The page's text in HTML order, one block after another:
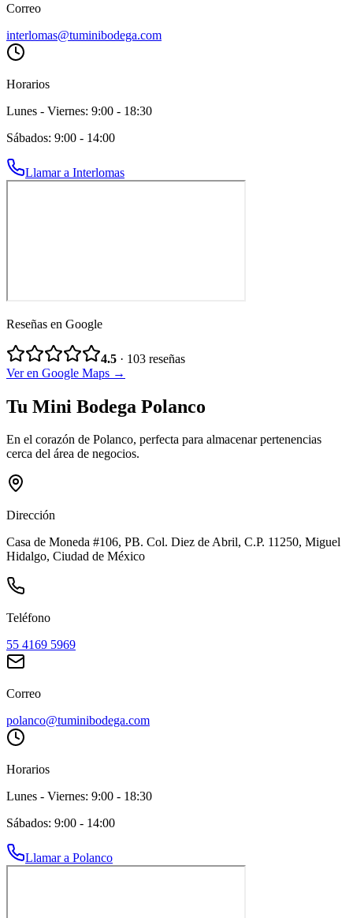
Correo
interlomas@tuminibodega.com
Horarios
Lunes - Viernes: 9:00 - 18:30
Sábados: 9:00 - 14:00
Llamar a Interlomas
Reseñas en Google
4.5 · 103 reseñas
Ver en Google Maps →
Tu Mini Bodega Polanco
En el corazón de Polanco, perfecta para almacenar pertenencias
cerca del área de negocios.
Dirección
Casa de Moneda #106, PB. Col. Diez de Abril, C.P. 11250, Miguel
Hidalgo, Ciudad de México
Teléfono
55 4169 5969
Correo
polanco@tuminibodega.com
Horarios
Lunes - Viernes: 9:00 - 18:30
Sábados: 9:00 - 14:00
Llamar a Polanco